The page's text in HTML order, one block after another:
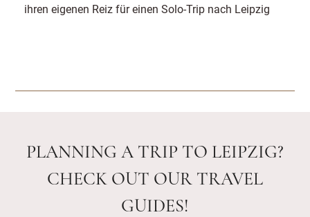
ihren eigenen Reiz für einen Solo-Trip nach Leipzig
PLANNING A TRIP TO LEIPZIG?
CHECK OUT OUR TRAVEL
GUIDES!